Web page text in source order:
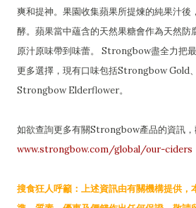
爽和提神。果園收集蘋果所提煉的純果汁後
酵。蘋果當中蘊含的天然果糖會作為天然防
原汁原味帶到味蕾。 Strongbow盡全力把
更多選擇，現有口味包括Strongbow Gold
Strongbow Elderflower。
如欲查詢更多有關Strongbow產品的資訊，
www.strongbow.com/global/our-ciders
搜食狂人呼籲：上述資訊由有關機構提供，